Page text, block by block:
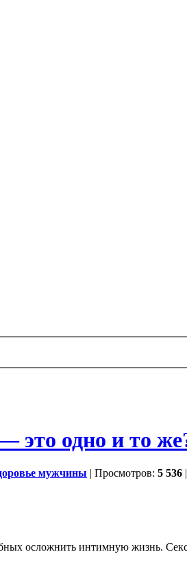
это одно и то
мужчины | Просмотров: 5 536 |
осложнить интимную жизнь.